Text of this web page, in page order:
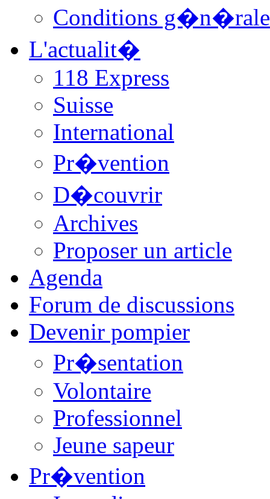
Conditions
L'actualit�
118 Express
Suisse
International
Pr�vention
D�couvrir
Archives
Proposer un article
Agenda
Forum de discussions
Devenir pompier
Pr�sentation
Volontaire
Professionnel
Jeune sapeur
Pr�vention